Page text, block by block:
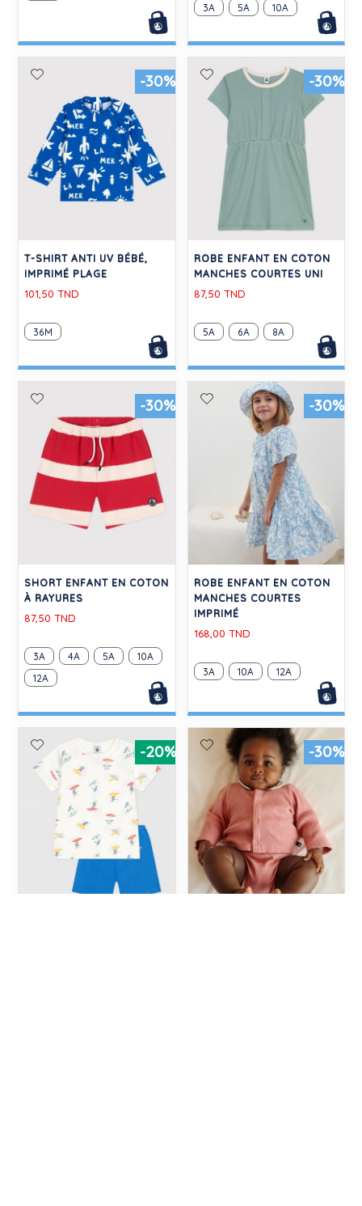
3A 5A 10A
-30%
T-SHIRT ANTI UV BÉBÉ,
IMPRIMÉ PLAGE
101,50 TND
36M
-30%
ROBE ENFANT EN COTON
MANCHES COURTES UNI
87,50 TND
5A 6A 8A
-30%
SHORT ENFANT EN COTON
À RAYURES
87,50 TND
3A 4A 5A
10A
12A
-30%
ROBE ENFANT EN COTON
MANCHES COURTES
IMPRIMÉ
168,00 TND
3A 10A 12A
-20% -30%